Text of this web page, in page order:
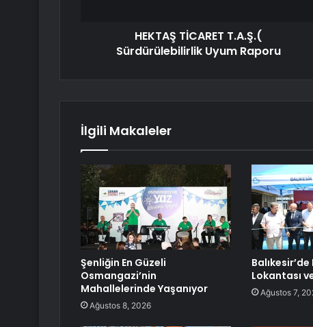
HEKTAŞ TİCARET T.A.Ş.(
Sürdürülebilirlik Uyum Raporu
İlgili Makaleler
Şenliğin En Güzeli
Osmangazi’nin
Mahallelerinde Yaşanıyor
Ağustos 8, 2026
Lokantası
Ağustos 7,